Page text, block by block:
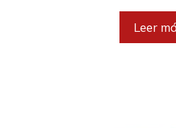
original
era:
Leer